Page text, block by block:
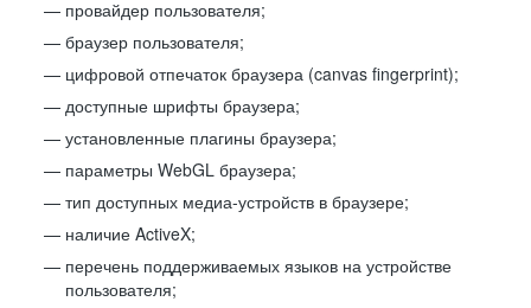
провайдер пользователя;
браузер пользователя;
цифровой отпечаток браузера (canvas fingerprint);
доступные шрифты браузера;
установленные плагины браузера;
параметры WebGL браузера;
тип доступных медиа-устройств в браузере;
наличие ActiveX;
перечень поддерживаемых языков на устройстве
пользователя;